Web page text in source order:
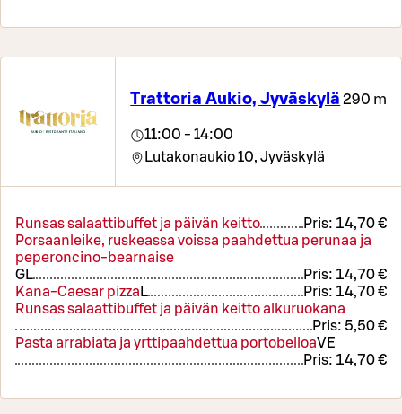
Trattoria Aukio, Jyväskylä 290 m
11:00 - 14:00
Lutakonaukio 10, Jyväskylä
Runsas salaattibuffet ja päivän keitto Pris: 14,70 €
Porsaanleike, ruskeassa voissa paahdettua perunaa ja
peperoncino-bearnaise
GL Pris: 14,70 €
Kana-Caesar pizza L Pris: 14,70 €
Runsas salaattibuffet ja päivän keitto alkuruokana
Pris: 5,50 €
Pasta arrabiata ja yrttipaahdettua portobelloaVE
Pris: 14,70 €